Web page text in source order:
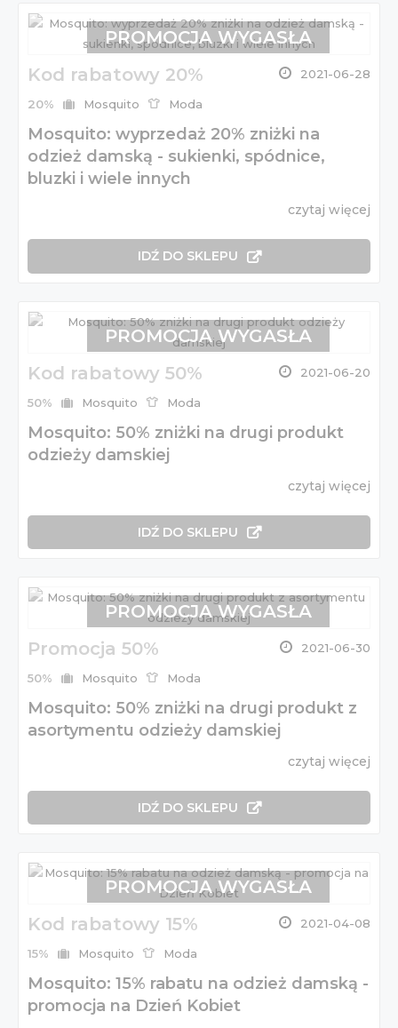
Kod rabatowy 20% 2021-06-28
20% Mosquito Moda
Mosquito: wyprzedaż 20% zniżki na
odzież damską - sukienki, spódnice,
bluzki i wiele innych
czytaj więcej
IDŹ DO SKLEPU
PROMOCJA WYGASŁA
Kod rabatowy 50% 2021-06-20
50% Mosquito Moda
Mosquito: 50% zniżki na drugi produkt
odzieży damskiej
czytaj więcej
IDŹ DO SKLEPU
PROMOCJA WYGASŁA
Promocja 50% 2021-06-30
50% Mosquito Moda
Mosquito: 50% zniżki na drugi produkt z
asortymentu odzieży damskiej
czytaj więcej
IDŹ DO SKLEPU
PROMOCJA WYGASŁA
Kod rabatowy 15% 2021-04-08
15% Mosquito Moda
Mosquito: 15% rabatu na odzież damską -
promocja na Dzień Kobiet
PROMOCJA WYGASŁA